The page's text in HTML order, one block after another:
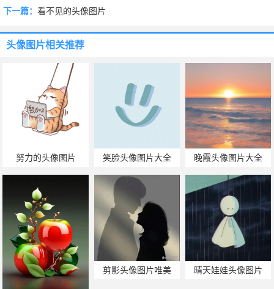
下一篇： 看不见的头像图片
头像图片相关推荐
努力的头像图片 笑脸头像图片大全 晚霞头像图片大全
剪影头像图片唯美 晴天娃娃头像图片